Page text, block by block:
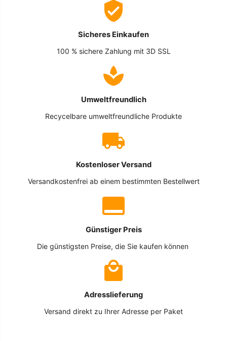
Sicheres Einkaufen
100 % sichere Zahlung mit 3D SSL
Umweltfreundlich
Recycelbare umweltfreundliche Produkte
Kostenloser Versand
Versandkostenfrei ab einem bestimmten Bestellwert
Günstiger Preis
Die günstigsten Preise, die Sie kaufen können
Adresslieferung
Versand direkt zu Ihrer Adresse per Paket